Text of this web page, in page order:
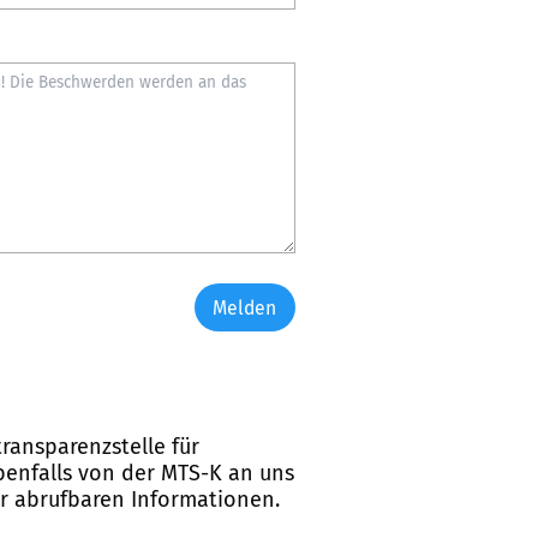
Melden
für
von der MTS-K an uns
abrufbaren Informationen.